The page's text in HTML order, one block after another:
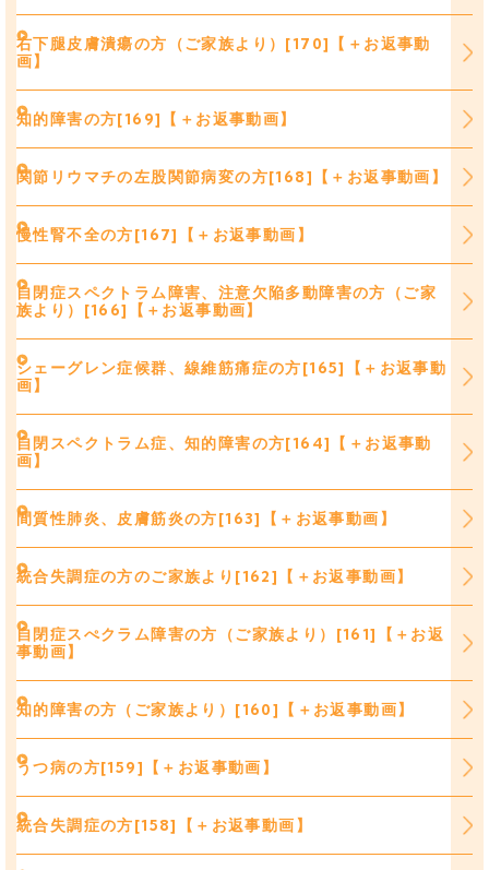
右下腿皮膚潰瘍の方（ご家族より）[170]【＋お返事動
画】
知的障害の方[169]【＋お返事動画】
関節リウマチの左股関節病変の方[168]【＋お返事動画】
慢性腎不全の方[167]【＋お返事動画】
自閉症スペクトラム障害、注意欠陥多動障害の方（ご家
族より）[166]【＋お返事動画】
シェーグレン症候群、線維筋痛症の方[165]【＋お返事動
画】
自閉スペクトラム症、知的障害の方[164]【＋お返事動
画】
間質性肺炎、皮膚筋炎の方[163]【＋お返事動画】
統合失調症の方のご家族より[162]【＋お返事動画】
自閉症スぺクラム障害の方（ご家族より）[161]【＋お返
事動画】
知的障害の方（ご家族より）[160]【＋お返事動画】
うつ病の方[159]【＋お返事動画】
統合失調症の方[158]【＋お返事動画】